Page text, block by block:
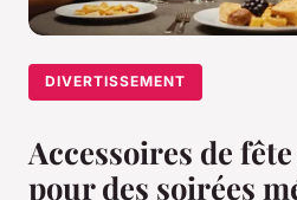
DIVERTISSEMENT
Accessoires de
pour des soirées